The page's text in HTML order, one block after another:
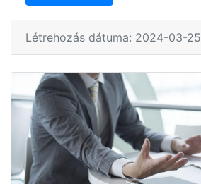
Létrehozás dátuma: 2024-03-25